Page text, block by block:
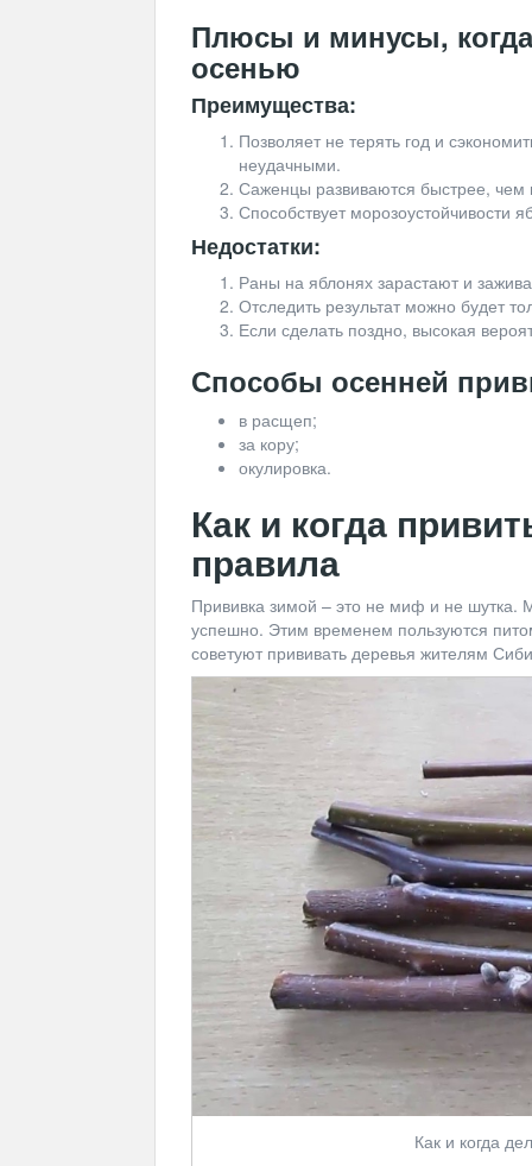
Плюсы и минусы,
осенью
Преимущества:
Позволяет не терять год и
неудачными.
Саженцы развиваются быстрее, чем
Способствует морозоустойчивости
Недостатки:
Раны на яблонях зарастают и
Отследить результат можно будет
Если сделать поздно, высокая
Способы осенней
в расщеп;
за кору;
окулировка.
Как и когда
правила
Прививка зимой – это не миф и не шутка.
успешно. Этим временем пользуются
советуют прививать деревья жителям
Как и когда